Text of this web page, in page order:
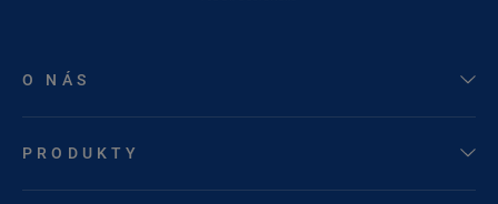
O NÁS
PRODUKTY